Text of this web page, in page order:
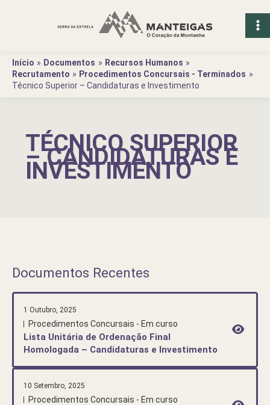
Início
Documentos
Recursos Humanos
Recrutamento
Procedimentos Concursais - Terminados
Técnico Superior – Candidaturas e Investimento
TÉCNICO SUPERIOR
– CANDIDATURAS E
INVESTIMENTO
Documentos Recentes
1 Outubro, 2025
Procedimentos Concursais - Em curso
Lista Unitária de Ordenação Final
Homologada – Candidaturas e Investimento
10 Setembro, 2025
Procedimentos Concursais - Em curso